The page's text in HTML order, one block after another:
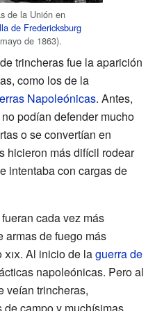
de la Unión en
de Fredericksburg
de 1863).
trincheras fue la aparición
como los de la
Napoleónicas. Antes,
podían defender mucho
o se convertían en
hicieron más difícil rodear
intentaba con cargas de
cada vez más
armas de fuego más
xix. Al inicio de laguerra de
napoleónicas. Pero al
veían trincheras,